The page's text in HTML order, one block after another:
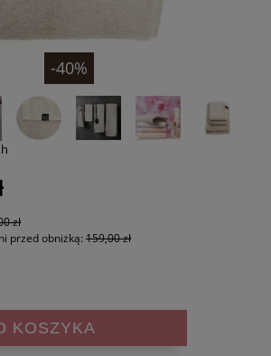
-40%
zł
przed obniżką: 159,00 zł
KOSZYKA